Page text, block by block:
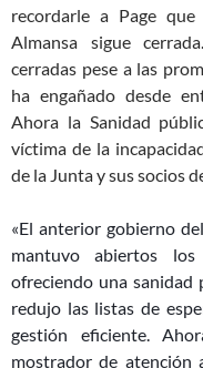
recordarle a Page
Almansa sigue
cerradas pese a las
ha engañado desde
Ahora la Sanidad
víctima de la
de la Junta y sus socios
«El anterior gobierno
mantuvo abiertos
ofreciendo una sanidad
redujo las listas de
gestión eficiente.
mostrador de atención